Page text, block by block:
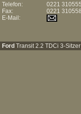
Telefon:
Fax:
E-Mail:
0221
0221
Ford Transit 2.2 TDCi 3-